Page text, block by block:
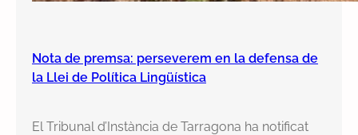
Nota de premsa: perseverem en la defensa de
la Llei de Política Lingüística
El Tribunal d’Instància de Tarragona ha notificat